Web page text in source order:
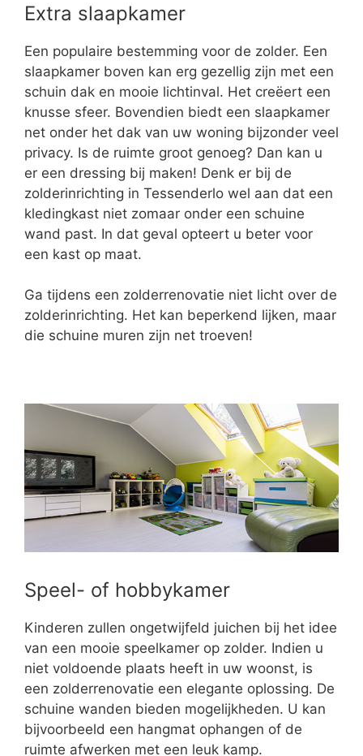
Extra slaapkamer
Een populaire bestemming voor de zolder. Een
slaapkamer boven kan erg gezellig zijn met een
schuin dak en mooie lichtinval. Het creëert een
knusse sfeer. Bovendien biedt een slaapkamer
net onder het dak van uw woning bijzonder veel
privacy. Is de ruimte groot genoeg? Dan kan u
er een dressing bij maken! Denk er bij de
zolderinrichting in Tessenderlo wel aan dat een
kledingkast niet zomaar onder een schuine
wand past. In dat geval opteert u beter voor
een kast op maat.
Ga tijdens een zolderrenovatie niet licht over de
zolderinrichting. Het kan beperkend lijken, maar
die schuine muren zijn net troeven!
Speel- of hobbykamer
Kinderen zullen ongetwijfeld juichen bij het idee
van een mooie speelkamer op zolder. Indien u
niet voldoende plaats heeft in uw woonst, is
een zolderrenovatie een elegante oplossing. De
schuine wanden bieden mogelijkheden. U kan
bijvoorbeeld een hangmat ophangen of de
ruimte afwerken met een leuk kamp.